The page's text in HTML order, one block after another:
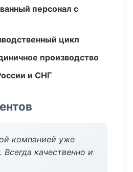
персонал с
цикл
производство
и СНГ
компанией уже
Всегда качественно и